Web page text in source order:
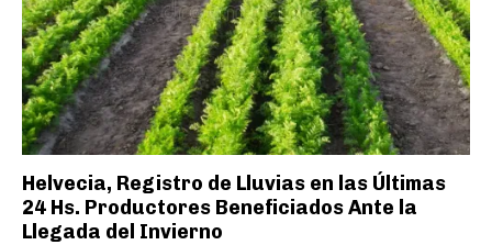
Helvecia, Registro de Lluvias en las Últimas
24 Hs. Productores Beneficiados Ante la
Llegada del Invierno